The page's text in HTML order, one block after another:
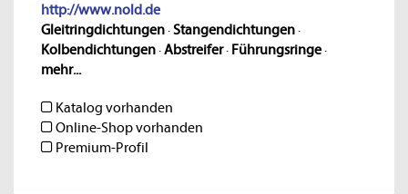
http://www.nold.de
Gleitringdichtungen·Stangendichtungen·
Kolbendichtungen·Abstreifer· Führungsringe·
mehr...
Katalog vorhanden
Online-Shop vorhanden
Premium-Profil